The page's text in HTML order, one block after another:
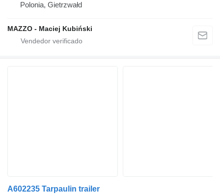
Polonia, Gietrzwałd
MAZZO - Maciej Kubiński
A602235 Tarpaulin trailer